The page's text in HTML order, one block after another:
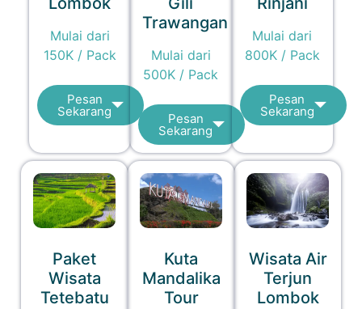
Mulai dari
150K / Pack
Pesan
Sekarang
Trawangan
Mulai dari
500K / Pack
Pesan
Sekarang
Mulai dari
800K / Pack
Pesan
Sekarang
Paket
Wisata
Tetebatu
Kuta
Mandalika
Tour
Wisata Air
Terjun
Lombok